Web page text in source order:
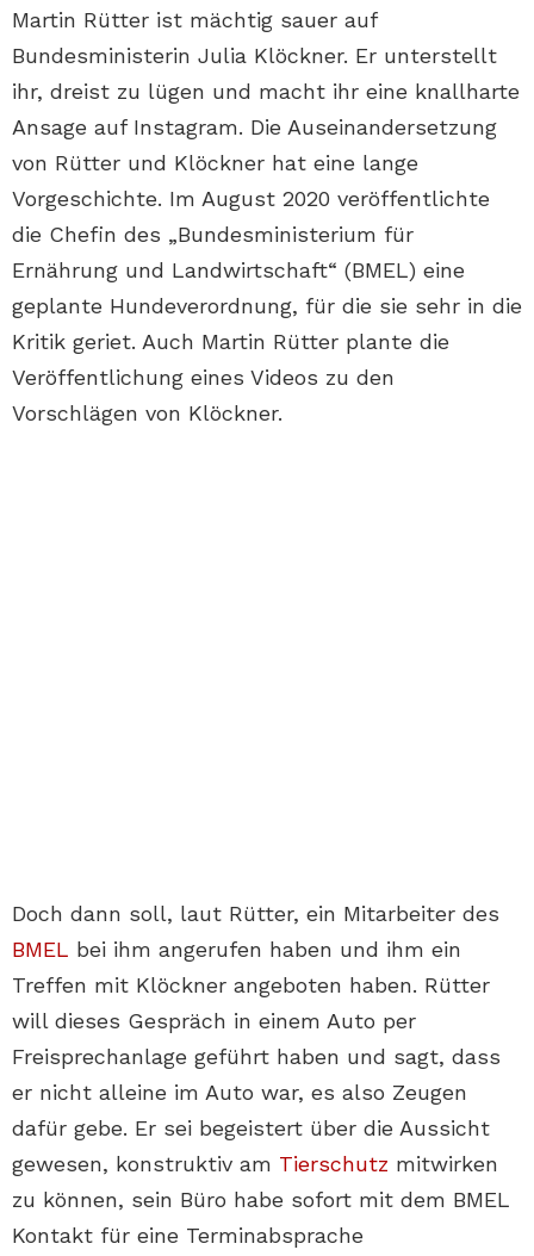
Martin Rütter ist mächtig sauer auf
Bundesministerin Julia Klöckner. Er unterstellt
ihr, dreist zu lügen und macht ihr eine knallharte
Ansage auf Instagram. Die Auseinandersetzung
von Rütter und Klöckner hat eine lange
Vorgeschichte. Im August 2020 veröffentlichte
die Chefin des „Bundesministerium für
Ernährung und Landwirtschaft“ (BMEL) eine
geplante Hundeverordnung, für die sie sehr in die
Kritik geriet. Auch Martin Rütter plante die
Veröffentlichung eines Videos zu den
Vorschlägen von Klöckner.
Doch dann soll, laut Rütter, ein Mitarbeiter des
BMEL bei ihm angerufen haben und ihm ein
Treffen mit Klöckner angeboten haben. Rütter
will dieses Gespräch in einem Auto per
Freisprechanlage geführt haben und sagt, dass
er nicht alleine im Auto war, es also Zeugen
dafür gebe. Er sei begeistert über die Aussicht
gewesen, konstruktiv am Tierschutz mitwirken
zu können, sein Büro habe sofort mit dem BMEL
Kontakt für eine Terminabsprache